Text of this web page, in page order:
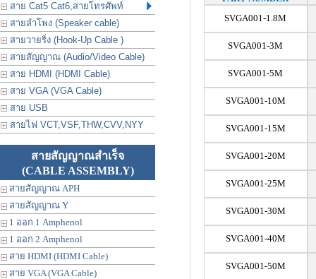
สาย Cat5 Cat6,สายโทรศัพท์
สายลำโพง (Speaker cable)
สายวายริ่ง (Hook-Up Cable )
สายสัญญาณ (Audio/Video Cable)
สาย HDMI (HDMI Cable)
สาย VGA (VGA Cable)
สาย USB
สายไฟ VCT,VSF,THW,CVV,NYY
สายสัญญาณสำเร็จ
(CABLE ASSEMBLY)
สายสัญญาณ APH
สายสัญญาณ Y
1 ออก 1 Amphenol
1 ออก 2 Amphenol
สาย HDMI (HDMI Cable)
สาย VGA (VGA Cable)
SVGA001-1.8M
SVGA001-3M
SVGA001-5M
SVGA001-10M
SVGA001-15M
SVGA001-20M
SVGA001-25M
SVGA001-30M
SVGA001-40M
SVGA001-50M